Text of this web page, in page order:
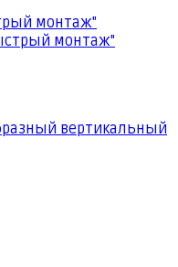
монтаж"
монтаж"
вертикальный